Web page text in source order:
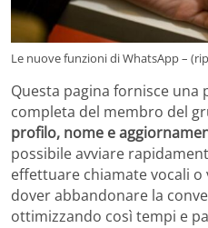
Le nuove funzioni di WhatsApp –
Questa pagina fornisce
completa del membro del
profilo, nome e
possibile avviare
effettuare chiamate vocali
dover abbandonare la
ottimizzando così tempi e